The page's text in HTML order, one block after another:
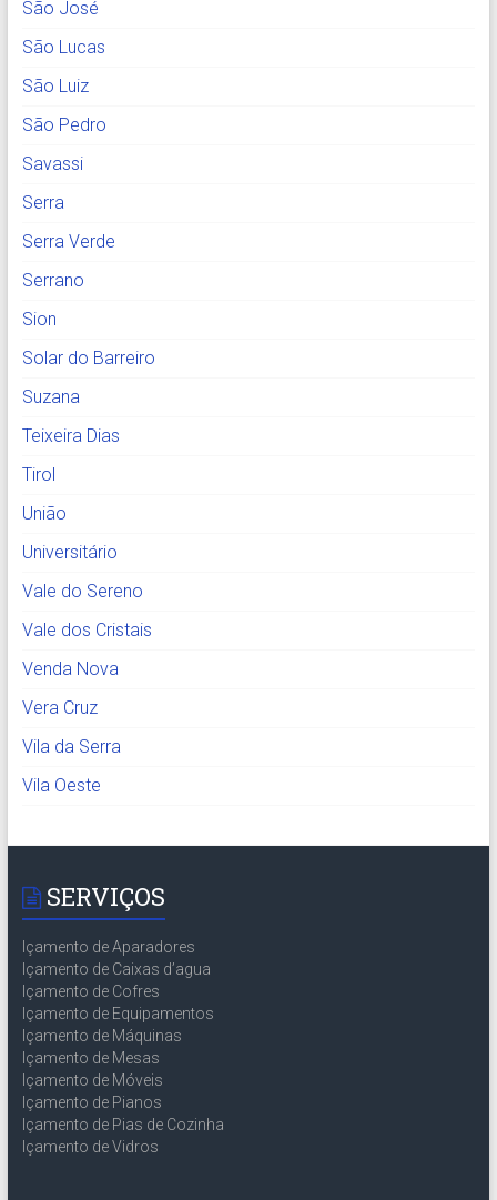
São José
São Lucas
São Luiz
São Pedro
Savassi
Serra
Serra Verde
Serrano
Sion
Solar do Barreiro
Suzana
Teixeira Dias
Tirol
União
Universitário
Vale do Sereno
Vale dos Cristais
Venda Nova
Vera Cruz
Vila da Serra
Vila Oeste
SERVIÇOS
Içamento de Aparadores
Içamento de Caixas d’agua
Içamento de Cofres
Içamento de Equipamentos
Içamento de Máquinas
Içamento de Mesas
Içamento de Móveis
Içamento de Pianos
Içamento de Pias de Cozinha
Içamento de Vidros